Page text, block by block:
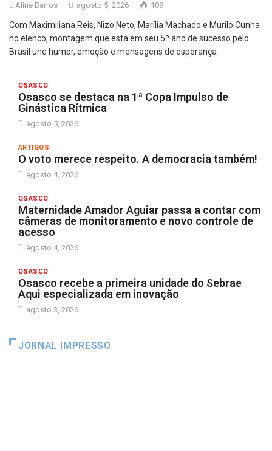
Aline Barros agosto 5, 2026 109
Com Maximiliana Reis, Nizo Neto, Marília Machado e Murilo Cunha
no elenco, montagem que está em seu 5º ano de sucesso pelo
Brasil une humor, emoção e mensagens de esperança
OSASCO
Osasco se destaca na 1ª Copa Impulso de
Ginástica Rítmica
agosto 5, 2026
ARTIGOS
O voto merece respeito. A democracia também!
agosto 4, 2026
OSASCO
Maternidade Amador Aguiar passa a contar com
câmeras de monitoramento e novo controle de
acesso
agosto 4, 2026
OSASCO
Osasco recebe a primeira unidade do Sebrae
Aqui especializada em inovação
agosto 3, 2026
JORNAL IMPRESSO